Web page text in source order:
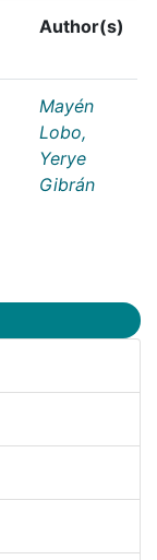
Author(s)
Mayén
Lobo,
Yerye
Gibrán